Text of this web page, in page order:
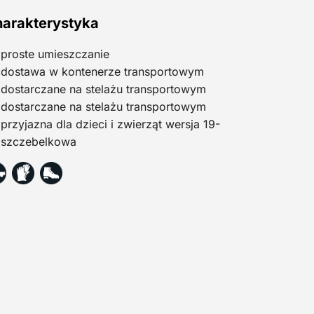
proste umieszczanie
dostawa w kontenerze transportowym
dostarczane na stelażu transportowym
dostarczane na stelażu transportowym
przyjazna dla dzieci i zwierząt wersja 19-
szczebelkowa